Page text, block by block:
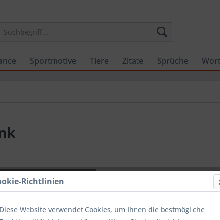
Sportmotive Tiere Zitate Sprüche
CHF
Sofort
Richtlinien
Diese Website verwendet Cookies, um Ihnen die bestmögliche